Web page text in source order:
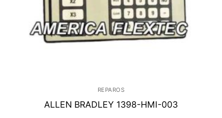
REPAROS
ALLEN BRADLEY 1398-HMI-003